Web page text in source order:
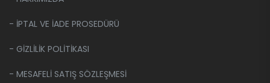
- İPTAL VE İADE PROSEDÜRÜ
- GİZLİLİK POLİTİKASI
- MESAFELİ SATIŞ SÖZLEŞMESİ